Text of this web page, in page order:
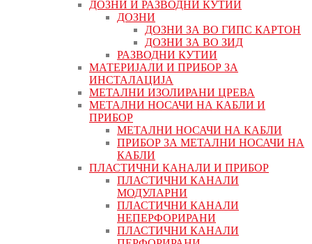
ДОЗНИ И РАЗВОДНИ КУТИИ
ДОЗНИ
ДОЗНИ ЗА ВО ГИПС КАРТОН
ДОЗНИ ЗА ВО ЗИД
РАЗВОДНИ КУТИИ
МАТЕРИЈАЛИ И ПРИБОР ЗА
ИНСТАЛАЦИЈА
МЕТАЛНИ ИЗОЛИРАНИ ЦРЕВА
МЕТАЛНИ НОСАЧИ НА КАБЛИ И
ПРИБОР
МЕТАЛНИ НОСАЧИ НА КАБЛИ
ПРИБОР ЗА МЕТАЛНИ НОСАЧИ НА
КАБЛИ
ПЛАСТИЧНИ КАНАЛИ И ПРИБОР
ПЛАСТИЧНИ КАНАЛИ
МОДУЛАРНИ
ПЛАСТИЧНИ КАНАЛИ
НЕПЕРФОРИРАНИ
ПЛАСТИЧНИ КАНАЛИ